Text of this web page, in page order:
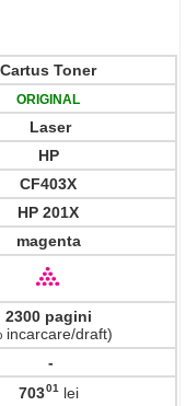
Cartus Toner
ORIGINAL
Laser
HP
CF403X
HP 201X
magenta
2300 pagini
incarcare/draft)
-
70301lei